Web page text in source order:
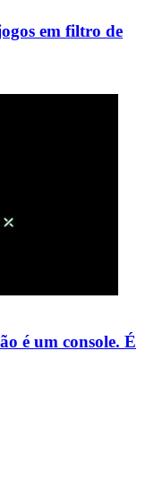
em filtro de
é um console. É